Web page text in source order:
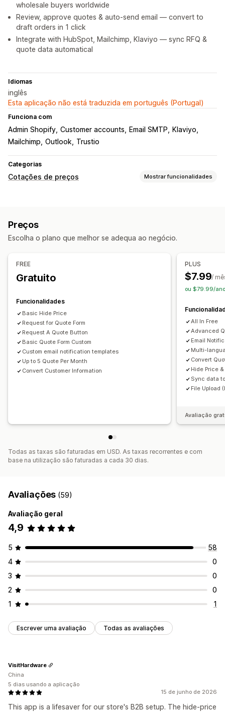
wholesale buyers worldwide
Review, approve quotes & auto-send email — convert to
draft orders in 1 click
Integrate with HubSpot, Mailchimp, Klaviyo — sync RFQ &
quote data automatical
Idiomas
inglês
Esta aplicação não está traduzida em português (Portugal)
Funciona com
Admin Shopify Customer accounts Email SMTP
Klaviyo
Mailchimp Outlook Trustio
Categorias
Cotações de preços Mostrar funcionalidades
Converter orçamento em encomenda
Notificações
Alertas de administrador
Respostas automáticas por e-mail
Modelos de e-mail
Atualizações de orçamento
Notificações por e-mail
Preços
Escolha o plano que melhor se adequa ao negócio.
FREE
Gratuito
Funcionalidades
Basic Hide Price
Request for Quote Form
Request A Quote Button
Basic Quote Form Custom
Custom email notification templates
Up to 5 Quote Per Month
Convert Customer Information
PLUS
$7.99/
ou $79.99/
All In Free
Advanced
Email
Multi-
Convert
Hide Price
Sync data
File Upload
Avaliação
Todas as taxas são faturadas em USD. As taxas recorrentes e com
base na utilização são faturadas a cada 30 dias.
Avaliações (59)
Avaliação geral
4,9
5
58
4
0
3
0
2
0
1
1
Escrever uma avaliação Todas as avaliações
15 de junho de 2026
This app is a lifesaver for our store's B2B setup. The hide-price
VisitHardware
China
5 dias usando a aplicação